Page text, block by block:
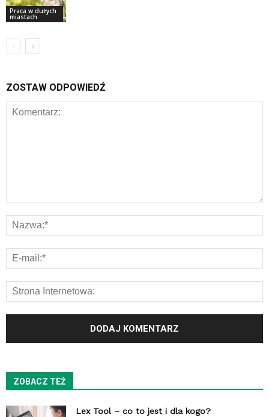
Praca w dużych
miastach
ZOSTAW ODPOWIEDŹ
ZOBACZ TEŻ
Lex Tool – co to jest i dla kogo?